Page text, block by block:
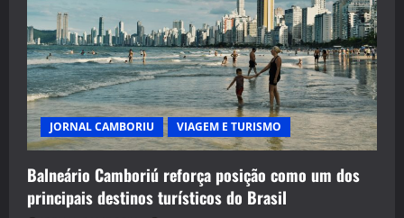
JORNAL CAMBORIU VIAGEM E TURISMO
Balneário Camboriú reforça posição como um dos
principais destinos turísticos do Brasil